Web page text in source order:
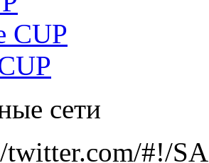
CUP
сети
#!/